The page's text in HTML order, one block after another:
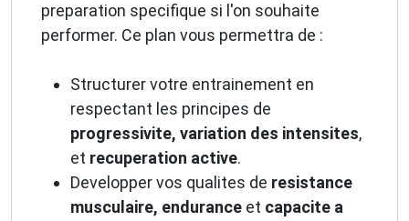
preparation specifique si l'on souhaite
performer. Ce plan vous permettra de :
Structurer votre entrainement en
respectant les principes de
progressivite, variation des intensites,
et recuperation active.
Developper vos qualites de resistance
musculaire, endurance et capacite a